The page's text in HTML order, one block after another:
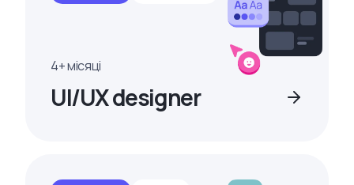
4+ місяці
UI/UX designer